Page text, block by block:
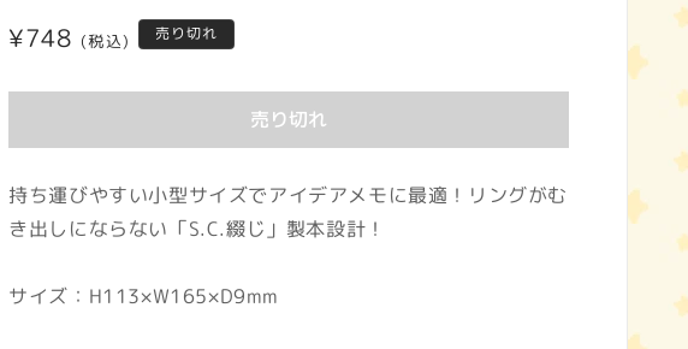
通
格
¥748 (税込) 売り切れ
売り切れ
持ち運びやすい小型サイズでアイデアメモに最適！リングがむ
き出しにならない「S.C.綴じ」製本設計！
サイズ：H113×W165×D9mm